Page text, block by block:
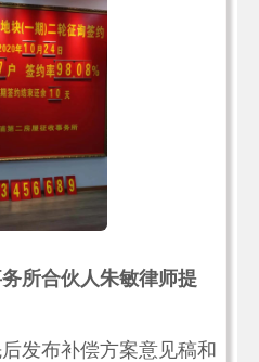
所合伙人朱敏律师提
发布补偿方案意见稿和